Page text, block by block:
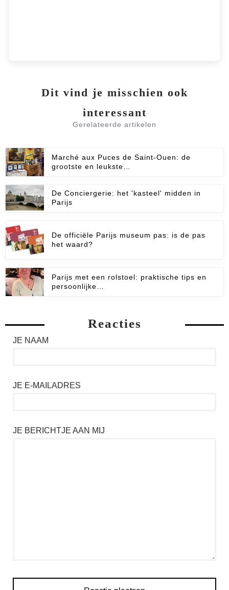
interactieve tour!
Dit vind je misschien ook
interessant
Gerelateerde artikelen
Marché aux Puces de Saint-Ouen: de
grootste en leukste…
De Conciergerie: het 'kasteel' midden in
Parijs
De officiële Parijs museum pas: is de pas
het waard?
Parijs met een rolstoel: praktische tips en
persoonlijke…
Reacties
JE NAAM
JE E-MAILADRES
JE BERICHTJE AAN MIJ